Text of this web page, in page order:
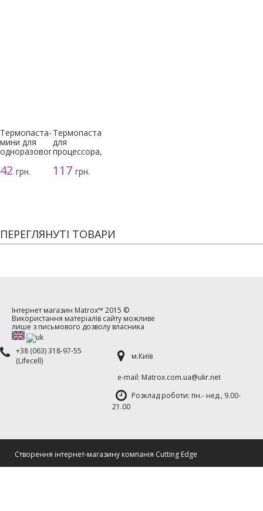
Термопаста-
мини для
одноразового
42 грн.
Термопаста
для
процессора,
117грн.
ПЕРЕГЛЯНУТІ ТОВАРИ
Інтернет магазин Matrox™ 2015 ©
Використання матеріалів сайту можливе
лише з письмового дозволу власника
+38 (063) 318-97-55
(Lifecell)
м.Київ
е-mаil: Matrox.com.ua@ukr.net
Розклад роботи: пн.- нед., 9.00-
21.00
Cтворення інтернет-магазину компанія Cutting Edge